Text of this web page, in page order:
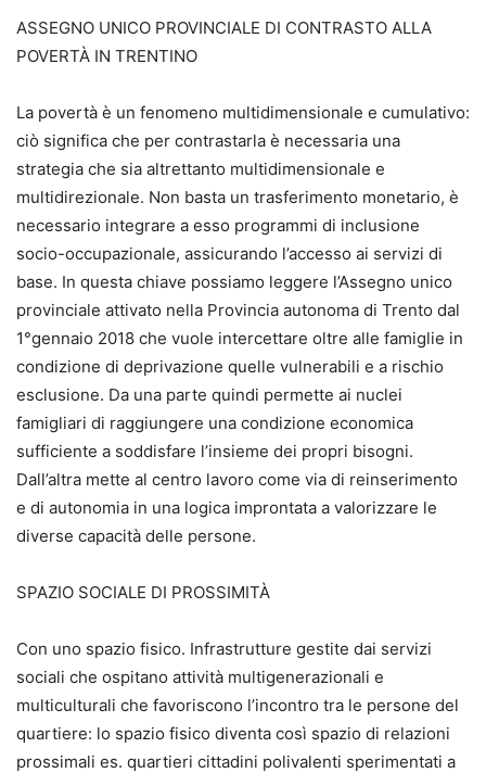
ASSEGNO UNICO PROVINCIALE DI CONTRASTO ALLA
POVERTÀ IN TRENTINO
La povertà è un fenomeno multidimensionale e cumulativo:
ciò significa che per contrastarla è necessaria una
strategia che sia altrettanto multidimensionale e
multidirezionale. Non basta un trasferimento monetario, è
necessario integrare a esso programmi di inclusione
socio-occupazionale, assicurando l’accesso ai servizi di
base. In questa chiave possiamo leggere l’Assegno unico
provinciale attivato nella Provincia autonoma di Trento dal
1°gennaio 2018 che vuole intercettare oltre alle famiglie in
condizione di deprivazione quelle vulnerabili e a rischio
esclusione. Da una parte quindi permette ai nuclei
famigliari di raggiungere una condizione economica
sufficiente a soddisfare l’insieme dei propri bisogni.
Dall’altra mette al centro lavoro come via di reinserimento
e di autonomia in una logica improntata a valorizzare le
diverse capacità delle persone.
SPAZIO SOCIALE DI PROSSIMITÀ
Con uno spazio fisico. Infrastrutture gestite dai servizi
sociali che ospitano attività multigenerazionali e
multiculturali che favoriscono l’incontro tra le persone del
quartiere: lo spazio fisico diventa così spazio di relazioni
prossimali es. quartieri cittadini polivalenti sperimentati a